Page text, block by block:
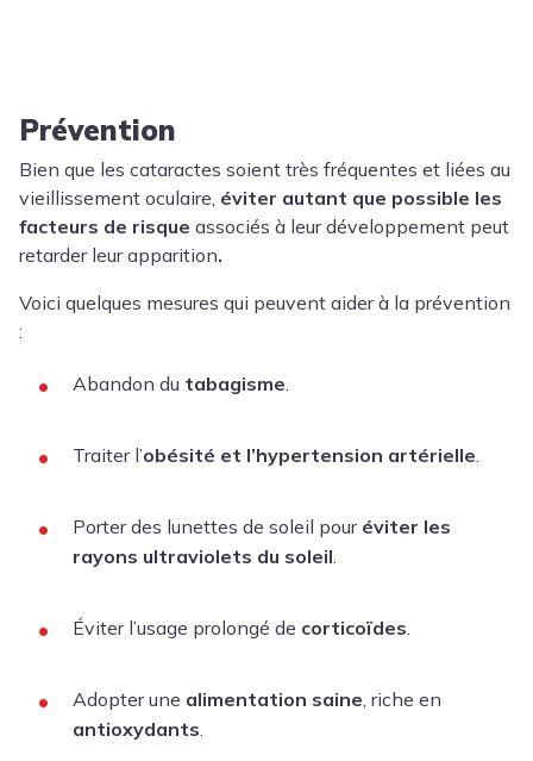
Prévention
Bien que les cataractes soient très fréquentes et liées au
vieillissement oculaire, éviter autant que possible les
facteurs de risque associés à leur développement peut
retarder leur apparition.
Voici quelques mesures qui peuvent aider à la prévention
:
Abandon du tabagisme.
Traiter l’obésité et l’hypertension artérielle.
Porter des lunettes de soleil pour éviter les
rayons ultraviolets du soleil.
Éviter l’usage prolongé de corticoïdes.
Adopter une alimentation saine, riche en
antioxydants.